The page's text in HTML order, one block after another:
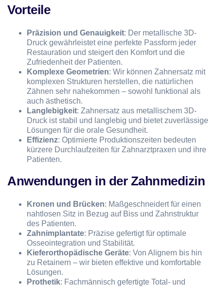
Vorteile
Präzision und Genauigkeit: Der metallische 3D-
Druck gewährleistet eine perfekte Passform jeder
Restauration und steigert den Komfort und die
Zufriedenheit der Patienten.
Komplexe Geometrien: Wir können Zahnersatz mit
komplexen Strukturen herstellen, die natürlichen
Zähnen sehr nahekommen – sowohl funktional als
auch ästhetisch.
Langlebigkeit: Zahnersatz aus metallischem 3D-
Druck ist stabil und langlebig und bietet zuverlässige
Lösungen für die orale Gesundheit.
Effizienz: Optimierte Produktionszeiten bedeuten
kürzere Durchlaufzeiten für Zahnarztpraxen und ihre
Patienten.
Anwendungen in der Zahnmedizin
Kronen und Brücken: Maßgeschneidert für einen
nahtlosen Sitz in Bezug auf Biss und Zahnstruktur
des Patienten.
Zahnimplantate: Präzise gefertigt für optimale
Osseointegration und Stabilität.
Kieferorthopädische Geräte: Von Alignern bis hin
zu Retainern – wir bieten effektive und komfortable
Lösungen.
Prothetik: Fachmännisch gefertigte Total- und